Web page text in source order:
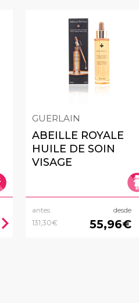
chevron_right
GUERLAIN
ABEILLE ROYALE
HUILE DE SOIN
VISAGE
antes
131,30€
desde
55,96€